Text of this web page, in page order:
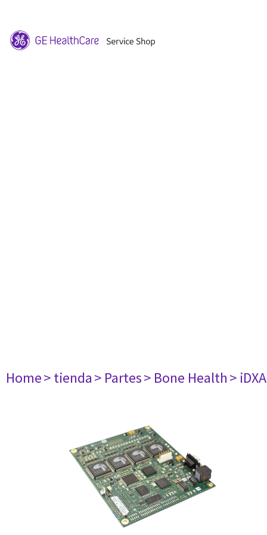
Home> tienda> Partes> Bone Health> iDXA